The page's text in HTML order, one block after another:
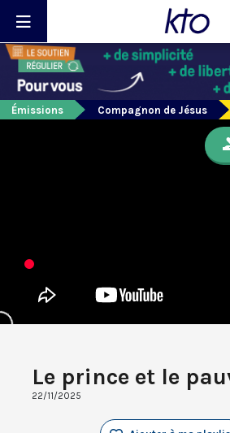
Émissions Compagnon de Jésus
Le prince et le
22/11/2025